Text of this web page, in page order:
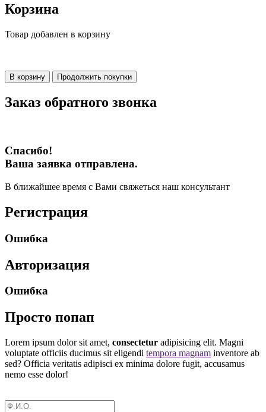
Корзина
Товар добавлен в корзину
В корзину Продолжить покупки
Заказ обратного звонка
Спасибо!
Ваша заявка отправлена.
В ближайшее время с Вами свяжеться наш консультант
Регистрация
Ошибка
Авторизация
Ошибка
Просто попап
Lorem ipsum dolor sit amet, consectetur adipisicing elit. Magni
voluptate officiis ducimus sit eligendi tempora magnam inventore ab
sed? Officia veritatis adipisci ex minima dolore fugit, accusamus
nemo esse dolor!